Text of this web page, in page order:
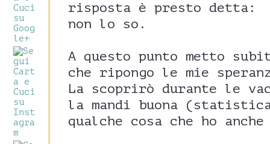
risposta è presto detta:
non lo so.
A questo punto metto
che ripongo le mie
La scoprirò durante le
la mandi buona
qualche cosa che ho